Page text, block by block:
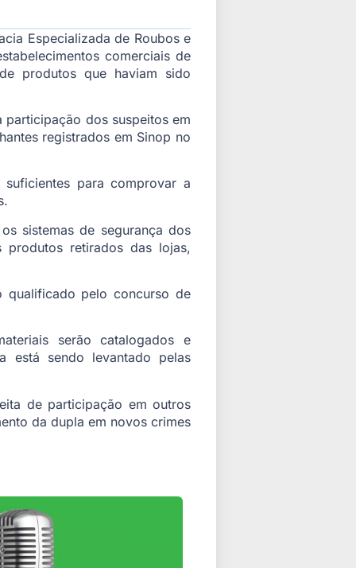
Especializada de Roubos e
comerciais de
produtos que haviam sido
dos suspeitos em
registrados em Sinop no
suficientes para comprovar a
sistemas de segurança dos
produtos retirados das lojas,
pelo concurso de
serão catalogados e
está sendo levantado pelas
de participação em outros
da dupla em novos crimes